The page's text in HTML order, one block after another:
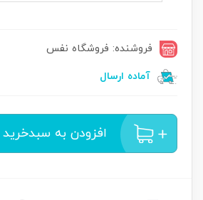
فروشنده: فروشگاه نفس
آماده ارسال
افزودن به سبدخرید